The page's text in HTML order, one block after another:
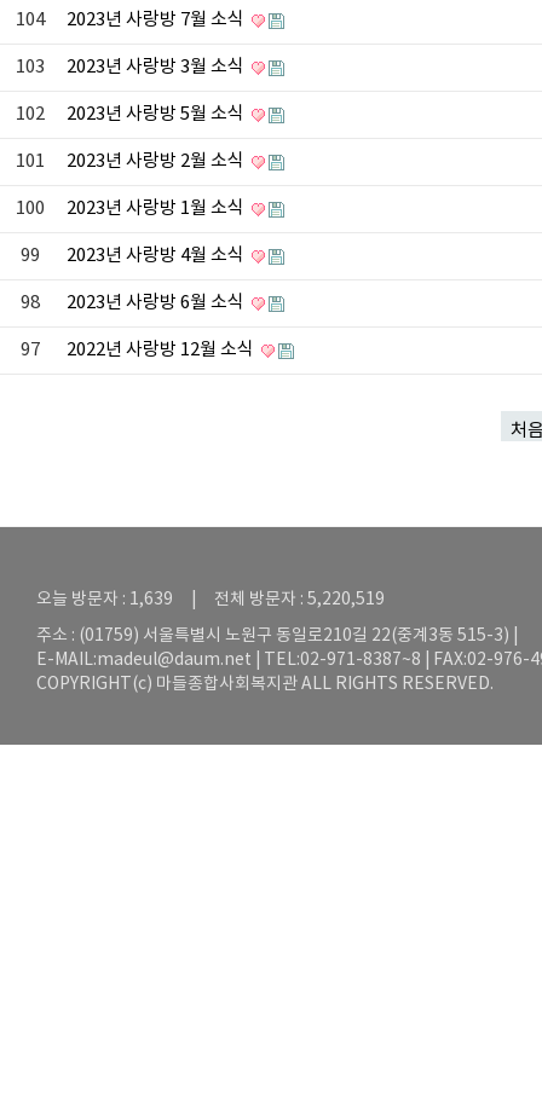
104 2023년 사랑방 7월 소식
103 2023년 사랑방 3월 소식
102 2023년 사랑방 5월 소식
101 2023년 사랑방 2월 소식
100 2023년 사랑방 1월 소식
99 2023년 사랑방 4월 소식
98 2023년 사랑방 6월 소식
97 2022년 사랑방 12월 소식
처
오늘 방문자 : 1,639 | 전체 방문자 : 5,220,519
주소 : (01759) 서울특별시 노원구 동일로210길 22(중계3동 515-3) |
E-MAIL:madeul@daum.net | TEL:02-971-8387~8 | FAX:02-976-
COPYRIGHT(c) 마들종합사회복지관 ALL RIGHTS RESERVED.